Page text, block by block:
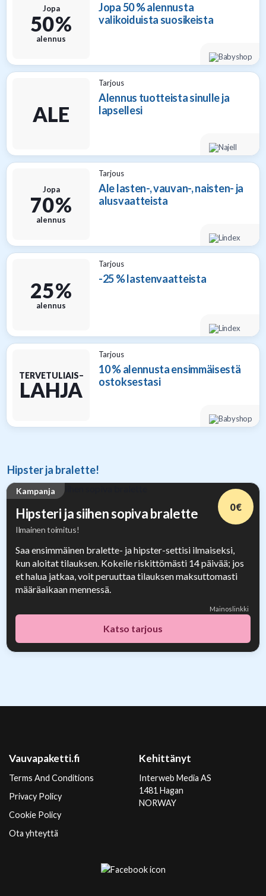
Jopa
50 %
alennus
Jopa 50 % alennusta
valikoiduista suosikeista
ALE
Tarjous
Alennus tuotteista sinulle ja
lapsellesi
Jopa
70 %
alennus
Tarjous
Ale lasten-, vauvan-, naisten- ja
alusvaatteista
25 %
alennus
Tarjous
-25 % lastenvaatteista
TERVETULIAIS–
LAHJA
Tarjous
10 % alennusta ensimmäisestä
ostoksestasi
Hipster ja bralette!
Kampanja
Hipsteri ja siihen sopiva bralette
Ilmainen toimitus!
0 €
Saa ensimmäinen bralette- ja hipster-settisi ilmaiseksi,
kun aloitat tilauksen. Kokeile riskittömästi 14 päivää; jos
et halua jatkaa, voit peruuttaa tilauksen maksuttomasti
määräaikaan mennessä.
Mainoslinkki
Katso tarjous
Vauvapaketti.fi
Terms And Conditions
Privacy Policy
Cookie Policy
Ota yhteyttä
Kehittänyt
Interweb Media AS
1481 Hagan
NORWAY